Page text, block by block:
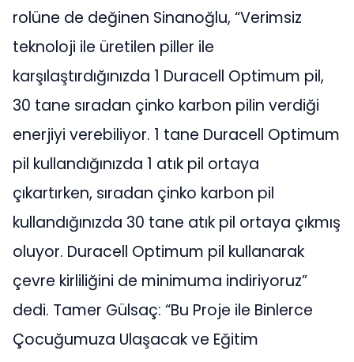
rolüne de değinen Sinanoğlu, “Verimsiz
teknoloji ile üretilen piller ile
karşılaştırdığınızda 1 Duracell Optimum pil,
30 tane sıradan çinko karbon pilin verdiği
enerjiyi verebiliyor. 1 tane Duracell Optimum
pil kullandığınızda 1 atık pil ortaya
çıkartırken, sıradan çinko karbon pil
kullandığınızda 30 tane atık pil ortaya çıkmış
oluyor. Duracell Optimum pil kullanarak
çevre kirliliğini de minimuma indiriyoruz”
dedi. Tamer Gülsaç: “Bu Proje ile Binlerce
Çocuğumuza Ulaşacak ve Eğitim